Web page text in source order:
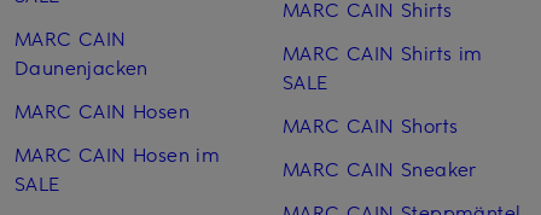
MARC CAIN
Daunenjacken
MARC CAIN Hosen
MARC CAIN Hosen im
SALE
MARC CAIN Shirts
MARC CAIN Shirts im
SALE
MARC CAIN Shorts
MARC CAIN Sneaker